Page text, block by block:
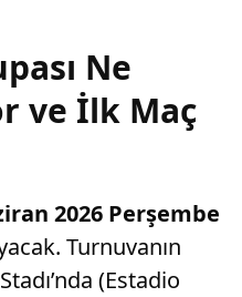
Ne
ve İlk Maç
2026 Perşembe
Turnuvanın
(Estadio